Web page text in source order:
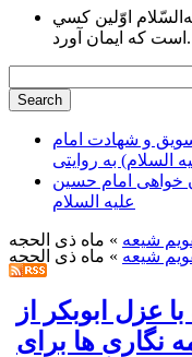
اوّلين كسي
است كه ايمان آورد.
و شهادت امام
السلام) به روایتی
خواهی امام حسین
علیه السلام
شیعه » ماه ذی الحجه
شیعه » ماه ذی الحجه
عزل ابوبکر از
نگاری ها برای